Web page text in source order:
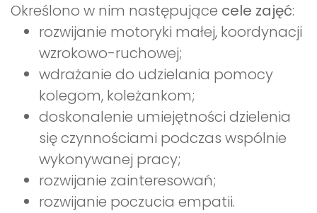
Określono w nim następujące cele zajęć:
rozwijanie motoryki małej, koordynacji
wzrokowo-ruchowej;
wdrażanie do udzielania pomocy
kolegom, koleżankom;
doskonalenie umiejętności dzielenia
się czynnościami podczas wspólnie
wykonywanej pracy;
rozwijanie zainteresowań;
rozwijanie poczucia empatii.